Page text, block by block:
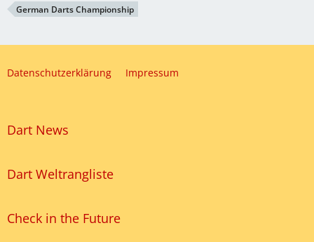
German Darts Championship
Datenschutzerklärung Impressum
Dart News
Dart Weltrangliste
Check in the Future